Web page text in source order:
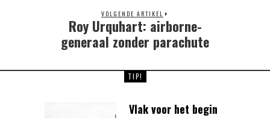
VOLGENDE ARTIKEL
Next
post:
Roy Urquhart: airborne-
generaal zonder parachute
TIP!
Vlak voor het begin